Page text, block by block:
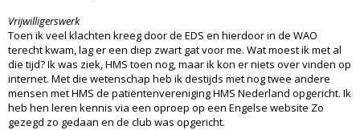
Vrijwilligerswerk
Toen ik veel klachten kreeg door de EDS en hierdoor in de WAO
terecht kwam, lag er een diep zwart gat voor me. Wat moest ik met al
die tijd? Ik was ziek, HMS toen nog, maar ik kon er niets over vinden op
internet. Met die wetenschap heb ik destijds met nog twee andere
mensen met HMS de patiëntenvereniging HMS Nederland opgericht. Ik
heb hen leren kennis via een oproep op een Engelse website Zo
gezegd zo gedaan en de club was opgericht.